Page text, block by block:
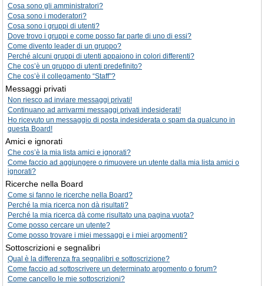
Cosa sono gli amministratori?
Cosa sono i moderatori?
Cosa sono i gruppi di utenti?
Dove trovo i gruppi e come posso far parte di uno di essi?
Come divento leader di un gruppo?
Perché alcuni gruppi di utenti appaiono in colori differenti?
Che cos’è un gruppo di utenti predefinito?
Che cos’è il collegamento “Staff”?
Messaggi privati
Non riesco ad inviare messaggi privati!
Continuano ad arrivarmi messaggi privati indesiderati!
Ho ricevuto un messaggio di posta indesiderata o spam da qualcuno in
questa Board!
Amici e ignorati
Che cos’è la mia lista amici e ignorati?
Come faccio ad aggiungere o rimuovere un utente dalla mia lista amici o
ignorati?
Ricerche nella Board
Come si fanno le ricerche nella Board?
Perché la mia ricerca non dà risultati?
Perché la mia ricerca dà come risultato una pagina vuota?
Come posso cercare un utente?
Come posso trovare i miei messaggi e i miei argomenti?
Sottoscrizioni e segnalibri
Qual è la differenza fra segnalibri e sottoscrizione?
Come faccio ad sottoscrivere un determinato argomento o forum?
Come cancello le mie sottoscrizioni?